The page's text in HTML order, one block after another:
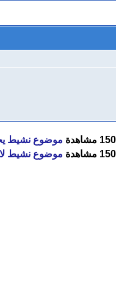
موضوع نشيط
موضوع نشيط